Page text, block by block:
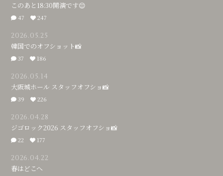
このあと18:30開演です😌
47 247
2026.05.25
韓国でのオフショット📸
37 186
2026.05.14
大阪城ホール スタッフオフショ📸
39 226
2026.04.28
ジゴロック2026 スタッフオフショ📸
22 177
2026.04.22
春はどこへ